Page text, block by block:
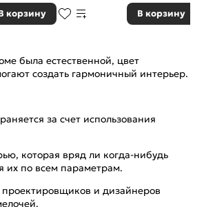
корзину В корзину
была естественной, цвет
создать гармоничный интерьер.
за счет использования
которая вряд ли когда-нибудь
их по всем параметрам.
и дизайнеров